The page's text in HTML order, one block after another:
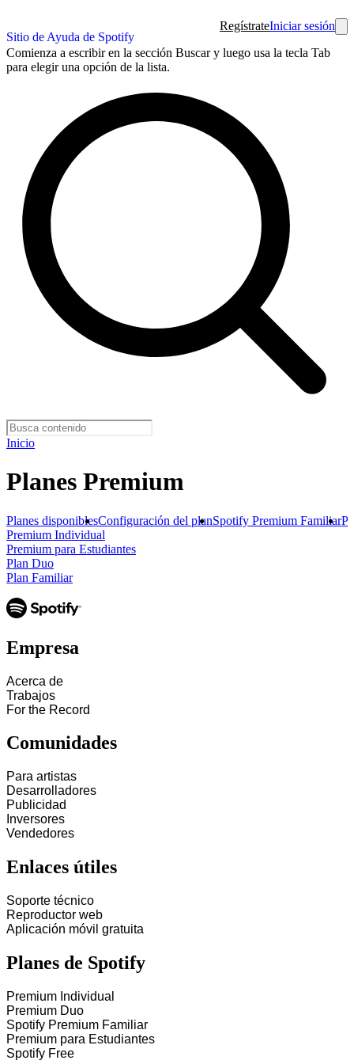
Sitio de Ayuda de Spotify
RegístrateIniciar sesión
Comienza a escribir en la sección Buscar y luego usa la tecla Tab
para elegir una opción de la lista.
Inicio
Planes Premium
Planes disponiblesConfiguración del planSpotify Premium Familiar
Premium Individual
Premium para Estudiantes
Plan Duo
Plan Familiar
Empresa
Acerca de
Trabajos
For the Record
Comunidades
Para artistas
Desarrolladores
Publicidad
Inversores
Vendedores
Enlaces útiles
Soporte técnico
Reproductor web
Aplicación móvil gratuita
Planes de Spotify
Premium Individual
Premium Duo
Spotify Premium Familiar
Premium para Estudiantes
Spotify Free